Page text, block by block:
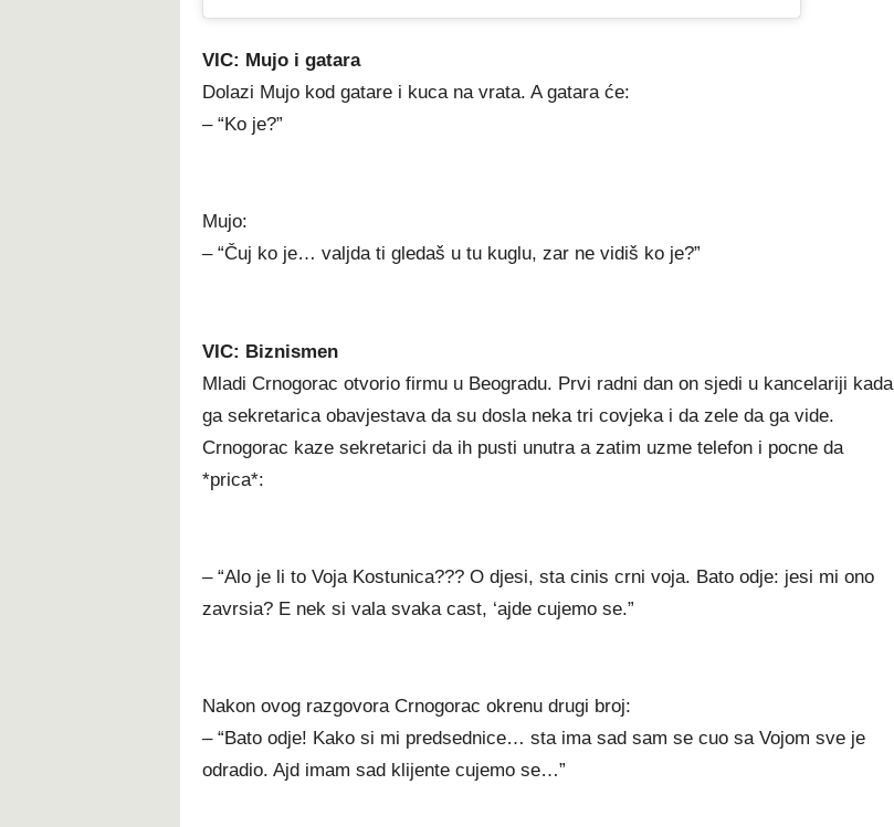
VIC: Mujo i gatara
Dolazi Mujo kod gatare i kuca na vrata. A gatara će:
– “Ko je?”
Mujo:
– “Čuj ko je… valjda ti gledaš u tu kuglu, zar ne vidiš ko je?”
VIC: Biznismen
Mladi Crnogorac otvorio firmu u Beogradu. Prvi radni dan on sjedi u kancelariji kada
ga sekretarica obavjestava da su dosla neka tri covjeka i da zele da ga vide.
Crnogorac kaze sekretarici da ih pusti unutra a zatim uzme telefon i pocne da
*prica*:
– “Alo je li to Voja Kostunica??? O djesi, sta cinis crni voja. Bato odje: jesi mi ono
zavrsia? E nek si vala svaka cast, ‘ajde cujemo se.”
Nakon ovog razgovora Crnogorac okrenu drugi broj:
– “Bato odje! Kako si mi predsednice… sta ima sad sam se cuo sa Vojom sve je
odradio. Ajd imam sad klijente cujemo se…”